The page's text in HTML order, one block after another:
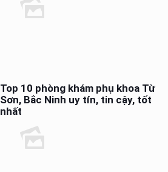
Top 10 phòng khám phụ khoa Từ
Sơn, Bắc Ninh uy tín, tin cậy, tốt
nhất